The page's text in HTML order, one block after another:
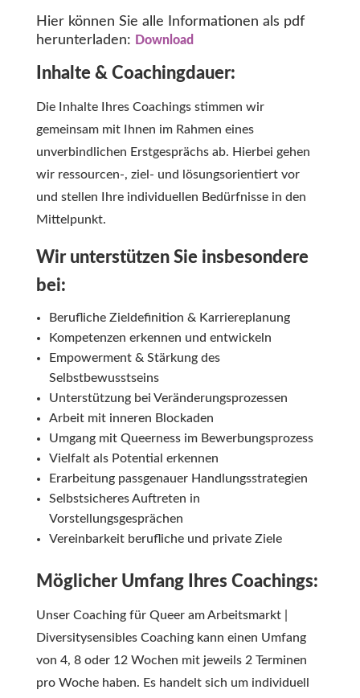
Hier können Sie alle Informationen als pdf
herunterladen: Download
Inhalte & Coachingdauer:
Die Inhalte Ihres Coachings stimmen wir
gemeinsam mit Ihnen im Rahmen eines
unverbindlichen Erstgesprächs ab. Hierbei gehen
wir ressourcen-, ziel- und lösungsorientiert vor
und stellen Ihre individuellen Bedürfnisse in den
Mittelpunkt.
Wir unterstützen Sie insbesondere
bei:
Berufliche Zieldefinition & Karriereplanung
Kompetenzen erkennen und entwickeln
Empowerment & Stärkung des
Selbstbewusstseins
Unterstützung bei Veränderungsprozessen
Arbeit mit inneren Blockaden
Umgang mit Queerness im Bewerbungsprozess
Vielfalt als Potential erkennen
Erarbeitung passgenauer Handlungsstrategien
Selbstsicheres Auftreten in
Vorstellungsgesprächen
Vereinbarkeit berufliche und private Ziele
Möglicher Umfang Ihres Coachings:
Unser Coaching für Queer am Arbeitsmarkt |
Diversitysensibles Coaching kann einen Umfang
von 4, 8 oder 12 Wochen mit jeweils 2 Terminen
pro Woche haben. Es handelt sich um individuell